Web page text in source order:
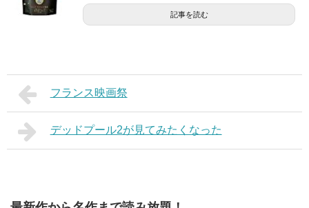
記事を読む
フランス映画祭
デッドプール2が見てみたくなった